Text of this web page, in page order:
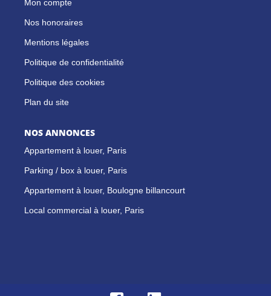
Mon compte
Nos honoraires
Mentions légales
Politique de confidentialité
Politique des cookies
Plan du site
NOS ANNONCES
Appartement à louer, Paris
Parking / box à louer, Paris
Appartement à louer, Boulogne billancourt
Local commercial à louer, Paris